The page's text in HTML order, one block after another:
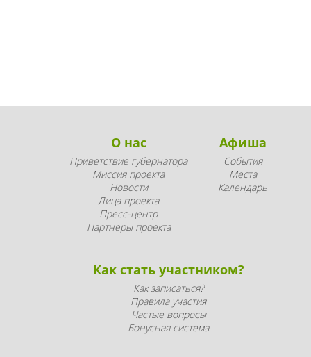
О нас
Приветствие губернатора
Миссия проекта
Новости
Лица проекта
Пресс-центр
Партнеры проекта
Афиша
События
Места
Календарь
Как стать участником?
Как записаться?
Правила участия
Частые вопросы
Бонусная система